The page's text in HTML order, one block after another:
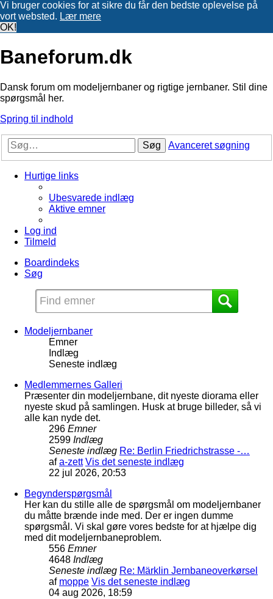
Vi bruger cookies for at sikre du får den bedste oplevelse på
vort websted. Lær mere
OK!
Baneforum.dk
Dansk forum om modeljernbaner og rigtige jernbaner. Stil dine
spørgsmål her.
Spring til indhold
Søg Avanceret søgning
Hurtige links
Ubesvarede indlæg
Aktive emner
Log ind
Tilmeld
Boardindeks
Søg
Modeljernbaner
Emner
Indlæg
Seneste indlæg
Medlemmernes Galleri
Præsenter din modeljernbane, dit nyeste diorama eller
nyeste skud på samlingen. Husk at bruge billeder, så vi
alle kan nyde det.
296 Emner
2599 Indlæg
Seneste indlæg Re: Berlin Friedrichstrasse -…
afa-zett Vis det seneste indlæg
22 jul 2026, 20:53
Begynderspørgsmål
Her kan du stille alle de spørgsmål om modeljernbaner
du måtte brænde inde med. Der er ingen dumme
spørgsmål. Vi skal gøre vores bedste for at hjælpe dig
med dit modeljernbaneproblem.
556 Emner
4648 Indlæg
Seneste indlæg Re: Märklin Jernbaneoverkørsel
af moppe Vis det seneste indlæg
04 aug 2026, 18:59